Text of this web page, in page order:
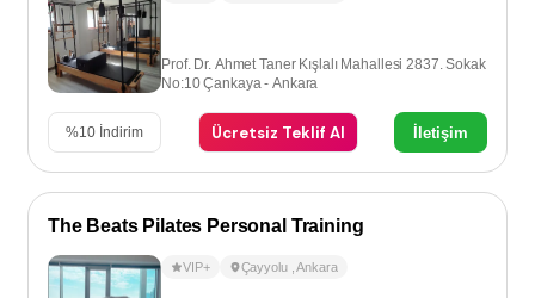
Prof. Dr. Ahmet Taner Kışlalı Mahallesi 2837. Sokak
No:10 Çankaya - Ankara
%10 İndirim Ücretsiz Teklif Al İletişim
The Beats Pilates Personal Training
VIP+ Çayyolu ,Ankara